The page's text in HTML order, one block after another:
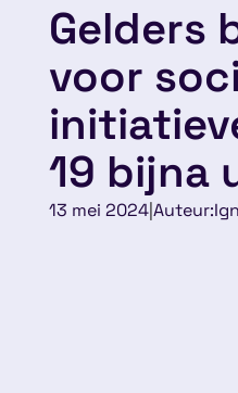
Gelders
voor
19 bijna
13 mei 2024|Auteur: